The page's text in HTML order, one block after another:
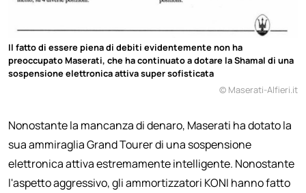
Il fatto di essere piena di debiti evidentemente non ha
preoccupato Maserati, che ha continuato a dotare la Shamal di una
sospensione elettronica attiva super sofisticata
© Maserati-Alfieri.it
Nonostante la mancanza di denaro, Maserati ha dotato la
sua ammiraglia Grand Tourer di una sospensione
elettronica attiva estremamente intelligente. Nonostante
l'aspetto aggressivo, gli ammortizzatori KONI hanno fatto